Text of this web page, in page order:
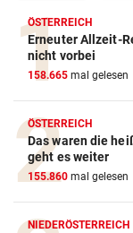
ÖSTERREICH
Erneuter Allzeit-
nicht vorbei
158.665 mal gelesen
ÖSTERREICH
Das waren die
geht es weiter
155.860 mal gelesen
NIEDERÖSTERREICH
Action-Cam
ZUM VERGLEICH
Crosstrainer
ZUM VERGLEICH
E-Bike Vergleich
ZUM VERGLEICH